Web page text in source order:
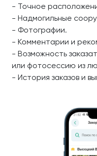
- Точное
- Надмогильные
- Фотографии.
- Комментарии и
- Возможность
или фотосессию из
- История заказов и